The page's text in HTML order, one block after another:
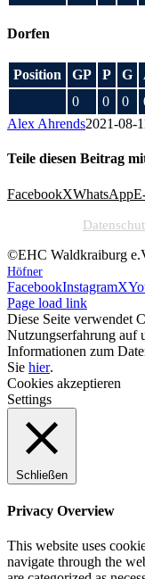
Dorfen
Position GP P G
0
0 0
Alex Ahrends2021-08-
Teile diesen Beitrag
FacebookXWhatsApp
©EHC Waldkraiburg
Höfner
FacebookInstagramX
Page load link
Diese Seite verwendet
Nutzungserfahrung auf
Informationen zum
Sie hier.
Cookies akzeptieren
Settings
Schließen
Privacy Overview
This website uses
navigate through the